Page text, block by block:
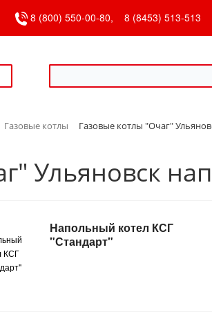
8 (800) 550-00-80, 8 (8453) 513-513
Газовые котлы Газовые котлы "Очаг"
Ульяновск
Напольный котел КСГ
"Стандарт"